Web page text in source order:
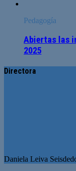
Pedagogía
Abiertas las
2025
Directora
Daniela Leiva